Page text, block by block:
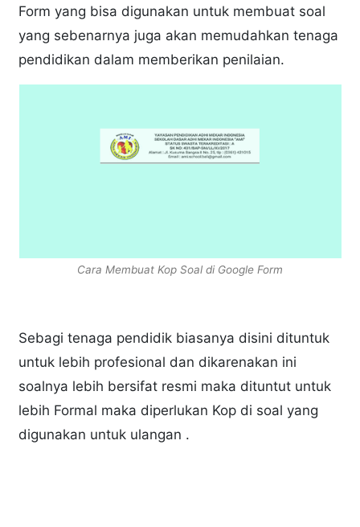
Form yang bisa digunakan untuk membuat soal
yang sebenarnya juga akan memudahkan tenaga
pendidikan dalam memberikan penilaian.
Cara Membuat Kop Soal di Google Form
Sebagi tenaga pendidik biasanya disini dituntuk
untuk lebih profesional dan dikarenakan ini
soalnya lebih bersifat resmi maka dituntut untuk
lebih Formal maka diperlukan Kop di soal yang
digunakan untuk ulangan .